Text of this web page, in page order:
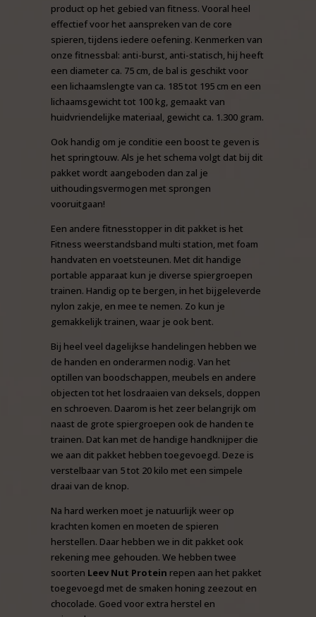
product op het gebied van fitness. Vooral heel
effectief voor het aanspreken van de core
spieren, tijdens iedere oefening. Kenmerken van
onze fitnessbal: anti-burst, anti-statisch, hij heeft
een diameter ca. 75 cm, de bal is geschikt voor
een lichaamslengte van ca. 185 tot 195 cm en een
lichaamsgewicht tot 100 kg, gemaakt van
huidvriendelijke materiaal, gewicht ca. 1.300 gram.
Ook handig om je conditie een boost te geven is
het springtouw. Als je het schema volgt dat bij dit
pakket wordt aangeboden dan zal je
uithoudingsvermogen met sprongen
vooruitgaan!
Een andere fitnesstopper in dit pakket is het
Fitness weerstandsband multi station, met foam
handvaten en voetsteunen. Met dit handige
portable apparaat kun je diverse spiergroepen
trainen. Handig op te bergen, in het bijgeleverde
nylon zakje, en mee te nemen. Zo kun je
gemakkelijk trainen, waar je ook bent.
Bij heel veel dagelijkse handelingen hebben we
de handen en onderarmen nodig. Van het
optillen van boodschappen, meubels en andere
objecten tot het losdraaien van deksels, doppen
en schroeven. Daarom is het zeer belangrijk om
naast de grote spiergroepen ook de handen te
trainen. Dat kan met de handige handknijper die
we aan dit pakket hebben toegevoegd. Deze is
verstelbaar van 5 tot 20 kilo met een simpele
draai van de knop.
Na hard werken moet je natuurlijk weer op
krachten komen en moeten de spieren
herstellen. Daar hebben we in dit pakket ook
rekening mee gehouden. We hebben twee
soorten Leev Nut Protein repen aan het pakket
toegevoegd met de smaken honing zeezout en
chocolade. Goed voor extra herstel en